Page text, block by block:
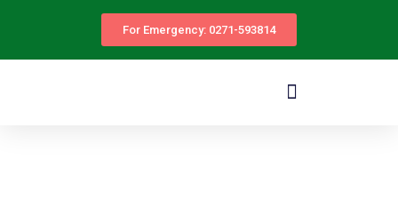
For Emergency: 0271-593814